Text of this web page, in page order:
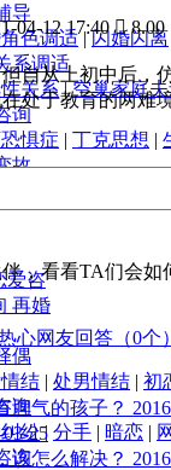
导
色调适|闪婚闪离
系调适
关系|空巢家庭
询
惧症 | 丁克思想 |
故
爱咨
再婚
偶
结 | 处男情结 | 初
询
纷| 分手 | 暗恋 |
询
04-12 17:408.00
自从上初中后，
在处于教育的两
，看看TA们会如
心网友回答（0个）
脾气的孩子？
03-25
该怎么解决？